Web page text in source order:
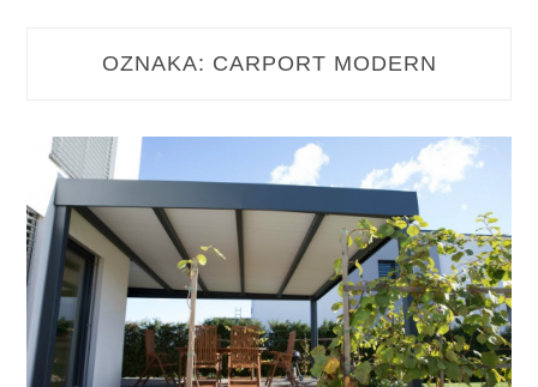
OZNAKA: CARPORT MODERN